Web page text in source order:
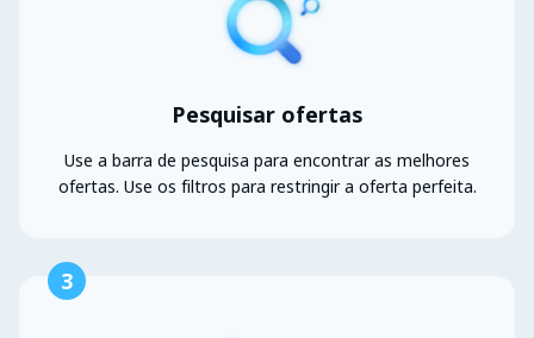
Pesquisar ofertas
Use a barra de pesquisa para encontrar as melhores
ofertas. Use os filtros para restringir a oferta perfeita.
3